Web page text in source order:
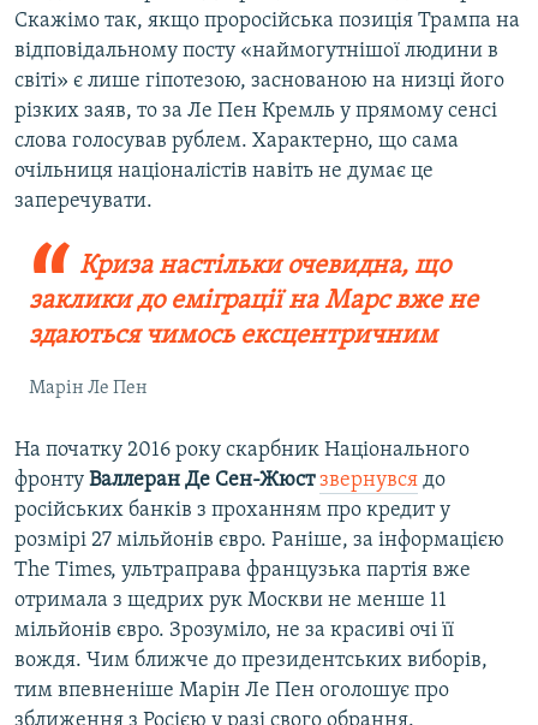
Скажімо так, якщо проросійська позиція Трампа на
відповідальному посту «наймогутнішої людини в
світі» є лише гіпотезою, заснованою на низці його
різких заяв, то за Ле Пен Кремль у прямому сенсі
слова голосував рублем. Характерно, що сама
очільниця націоналістів навіть не думає це
заперечувати.
Криза настільки очевидна, що
заклики до еміграції на Марс вже не
здаються чимось ексцентричним
Марін Ле Пен
На початку 2016 року скарбник Національного
фронту Валлеран Де Сен-Жюст звернувся до
російських банків з проханням про кредит у
розмірі 27 мільйонів євро. Раніше, за інформацією
The Times, ультраправа французька партія вже
отримала з щедрих рук Москви не менше 11
мільйонів євро. Зрозуміло, не за красиві очі її
вождя. Чим ближче до президентських виборів,
тим впевненіше Марін Ле Пен оголошує про